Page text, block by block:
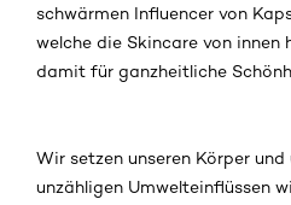
schwärmen Influencer von
welche die Skincare von innen
damit für ganzheitliche
Wir setzen unseren Körper
unzähligen Umwelteinflüssen